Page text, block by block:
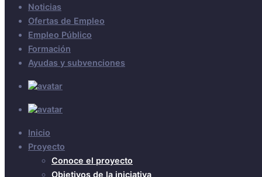
Noticias
Ofertas de Empleo
Empleo Público
Formación
Ayudas y subvenciones
Inicio
Proyecto
Conoce el proyecto
Objetivos de la iniciativa